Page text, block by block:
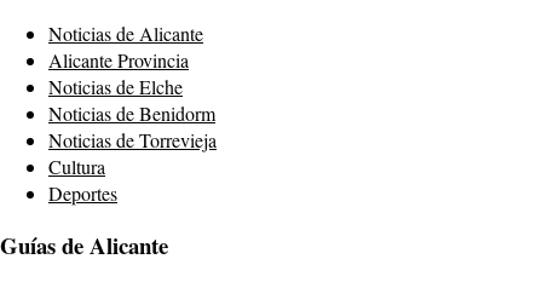
Noticias de Alicante
Alicante Provincia
Noticias de Elche
Noticias de Benidorm
Noticias de Torrevieja
Cultura
Deportes
Guías de Alicante